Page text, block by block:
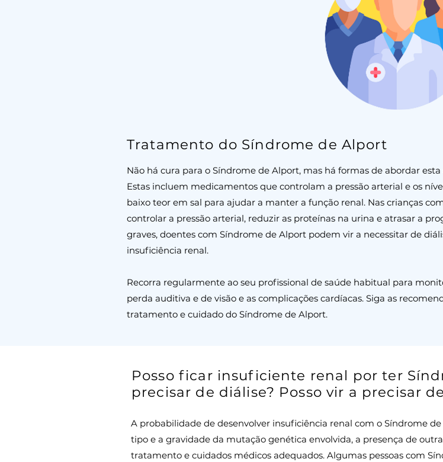
Tratamento do Síndrome de Alport
Não há cura para o Síndrome de Alport, mas há formas de abordar
Estas incluem medicamentos que controlam a pressão arterial e os
baixo teor em sal para ajudar a manter a função renal. Nas crianças
controlar a pressão arterial, reduzir as proteínas na urina e atrasar a
graves, doentes com Síndrome de Alport podem vir a necessitar de
insuficiência renal.
Recorra regularmente ao seu profissional de saúde habitual para
perda auditiva e de visão e as complicações cardíacas. Siga as
tratamento e cuidado do Síndrome de Alport.
Posso ficar insuficiente renal por ter
precisar de diálise? Posso vir a precisar
A probabilidade de desenvolver insuficiência renal com o Síndrome
tipo e a gravidade da mutação genética envolvida, a presença de
tratamento e cuidados médicos adequados. Algumas pessoas com